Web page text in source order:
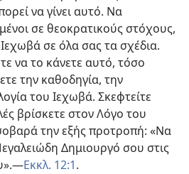
να γίνει αυτό. Να
σε θεοκρατικούς στόχους,
σε όλα σας τα σχέδια.
να το κάνετε αυτό, τόσο
την καθοδηγία, την
του Ιεχωβά. Σκεφτείτε
βρίσκετε στον Λόγο του
την εξής προτροπή: «Να
Δημιουργό σου στις
Εκκλ. 12:1.